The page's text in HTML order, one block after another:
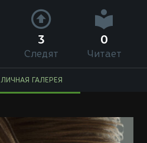
3
Следят
0
Читает
ЛИЧНАЯ ГАЛЕРЕЯ